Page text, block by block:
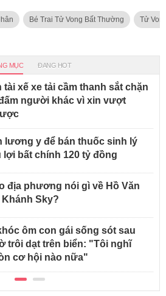
Bé Trai Tử Vong Bất Thường Tử
MỤC ĐANG HOT
tài xế xe tải cầm thanh sắt chặn
người khác vì xin vượt
lương y để bán thuốc sinh lý
lợi bất chính 120 tỷ đồng
địa phương nói gì về Hồ Văn
Khánh Sky?
ôm con gái sống sót sau
trôi dạt trên biển: "Tôi nghĩ
cơ hội nào nữa"